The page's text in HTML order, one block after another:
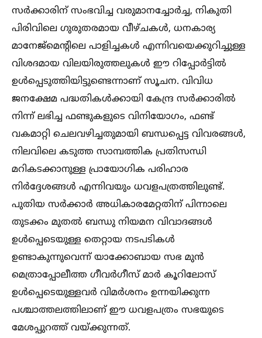
സർക്കാരിന് സംഭവിച്ച വരുമാനച്ചോർച്ച, നികുതി
പിരിവിലെ ഗുരുതരമായ വീഴ്ചകള്‍, ധനകാര്യ
മാനേജ്മെന്റിലെ പാളിച്ചകള്‍ എന്നിവയെക്കുറിച്ചുള്ള
വിശദമായ വിലയിരുത്തലുകള്‍ ഈ റിപ്പോർട്ടില്‍
ഉള്‍പ്പെടുത്തിയിട്ടുണ്ടെന്നാണ് സൂചന. വിവിധ
ജനക്ഷേമ പദ്ധതികള്‍ക്കായി കേന്ദ്ര സർക്കാരില്‍
നിന്ന് ലഭിച്ച ഫണ്ടുകളുടെ വിനിയോഗം, ഫണ്ട്
വകമാറ്റി ചെലവഴിച്ചതുമായി ബന്ധപ്പെട്ട വിവരങ്ങള്‍,
നിലവിലെ കടുത്ത സാമ്പത്തിക പ്രതിസന്ധി
മറികടക്കാനുള്ള പ്രായോഗിക പരിഹാര
നിർദ്ദേശങ്ങള്‍ എന്നിവയും ധവളപത്രത്തിലുണ്ട്.
പുതിയ സർക്കാർ അധികാരമേറ്റതിന് പിന്നാലെ
തുടക്കം മുതല്‍ ബന്ധു നിയമന വിവാദങ്ങള്‍
ഉള്‍പ്പെടെയുള്ള തെറ്റായ നടപടികള്‍
ഉണ്ടാകുന്നുവെന്ന് യാക്കോബായ സഭ മുൻ
മെത്രാപ്പോലീത്ത ഗീവർഗീസ് മാർ കൂറിലോസ്
ഉള്‍പ്പെടെയുള്ളവർ വിമർശനം ഉന്നയിക്കുന്ന
പശ്ചാത്തലത്തിലാണ് ഈ ധവളപത്രം സഭയുടെ
മേശപ്പുറത്ത് വയ്ക്കുന്നത്.